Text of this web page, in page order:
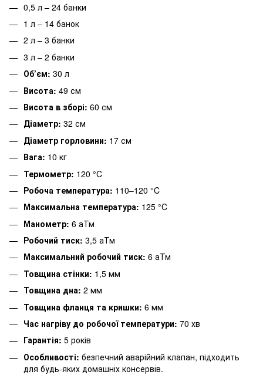
0,5 л – 24 банки
1 л – 14 банок
2 л – 3 банки
3 л – 2 банки
Об’єм: 30 л
Висота: 49 см
Висота в зборі: 60 см
Діаметр: 32 см
Діаметр горловини: 17 см
Вага: 10 кг
Термометр: 120 °C
Робоча температура: 110–120 °C
Максимальна температура: 125 °C
Манометр: 6 аТм
Робочий тиск: 3,5 аТм
Максимальний робочий тиск: 6 аТм
Товщина стінки: 1,5 мм
Товщина дна: 2 мм
Товщина фланця та кришки: 6 мм
Час нагріву до робочої температури: 70 хв
Гарантія: 5 років
Особливості: безпечний аварійний клапан, підходить
для будь-яких домашніх консервів.